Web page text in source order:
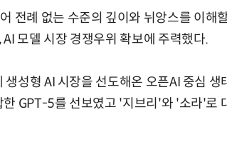
전례 없는 수준의 깊이와 뉘앙스를 이해
모델 시장 경쟁우위 확보에 주력했다.
성형 AI 시장을 선도해온 오픈AI 중심 생
GPT-5를 선보였고 '지브리'와 '소라'로